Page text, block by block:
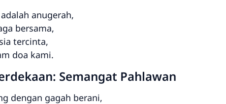
anugerah,
bersama,
tercinta,
doa kami.
Semangat Pahlawan
dengan gagah berani,